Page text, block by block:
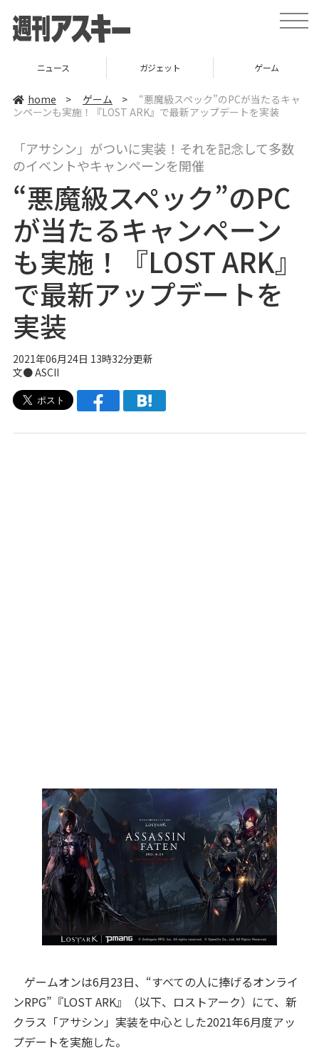
t
o
v
t
i
ニュース ガジェット ゲーム
home > ゲーム >
“悪魔級スペック”のPCが当たるキャ
ンペーンも実施！『LOST ARK』で最新アップデートを実装
「アサシン」がついに実装！それを記念して多数
のイベントやキャンペーンを開催
“悪魔級スペック”のPC
が当たるキャンペーン
も実施！『LOST ARK』
で最新アップデートを
実装
2021年06月24日 13時32分更新
文● ASCII
ゲームオンは6月23日、“すべての人に捧げるオンライ
ンRPG”『LOST ARK』（以下、ロストアーク）にて、新
クラス「アサシン」実装を中心とした2021年6月度アッ
プデートを実施した。